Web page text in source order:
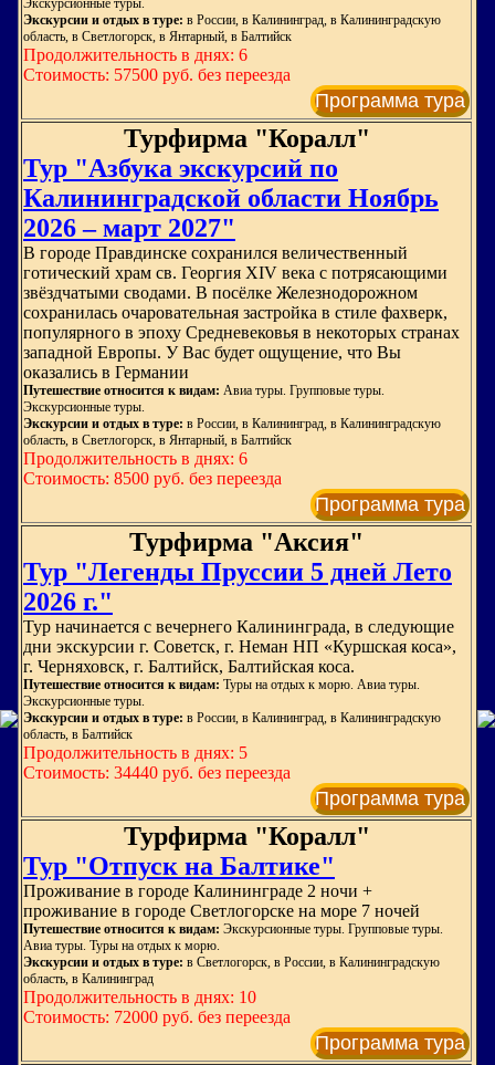
Экскурсионные туры.
Экскурсии и отдых в туре: в России, в Калининград, в Калининградскую
область, в Светлогорск, в Янтарный, в Балтийск
Продолжительность в днях: 6
Стоимость: 57500 руб. без переезда
Программа тура
Турфирма "Коралл"
Тур "Азбука экскурсий по
Калининградской области Ноябрь
2026 – март 2027"
В городе Правдинске сохранился величественный
готический храм св. Георгия XIV века с потрясающими
звёздчатыми сводами. В посёлке Железнодорожном
сохранилась очаровательная застройка в стиле фахверк,
популярного в эпоху Средневековья в некоторых странах
западной Европы. У Вас будет ощущение, что Вы
оказались в Германии
Путешествие относится к видам: Авиа туры. Групповые туры.
Экскурсионные туры.
Экскурсии и отдых в туре: в России, в Калининград, в Калининградскую
область, в Светлогорск, в Янтарный, в Балтийск
Продолжительность в днях: 6
Стоимость: 8500 руб. без переезда
Программа тура
Турфирма "Аксия"
Тур "Легенды Пруссии 5 дней Лето
2026 г."
Тур начинается с вечернего Калининграда, в следующие
дни экскурсии г. Советск, г. Неман НП «Куршская коса»,
г. Черняховск, г. Балтийск, Балтийская коса.
Путешествие относится к видам: Туры на отдых к морю. Авиа туры.
Экскурсионные туры.
Экскурсии и отдых в туре: в России, в Калининград, в Калининградскую
область, в Балтийск
Продолжительность в днях: 5
Стоимость: 34440 руб. без переезда
Программа тура
Турфирма "Коралл"
Тур "Отпуск на Балтике"
Проживание в городе Калининграде 2 ночи +
проживание в городе Светлогорске на море 7 ночей
Путешествие относится к видам: Экскурсионные туры. Групповые туры.
Авиа туры. Туры на отдых к морю.
Экскурсии и отдых в туре: в Светлогорск, в России, в Калининградскую
область, в Калининград
Продолжительность в днях: 10
Стоимость: 72000 руб. без переезда
Программа тура